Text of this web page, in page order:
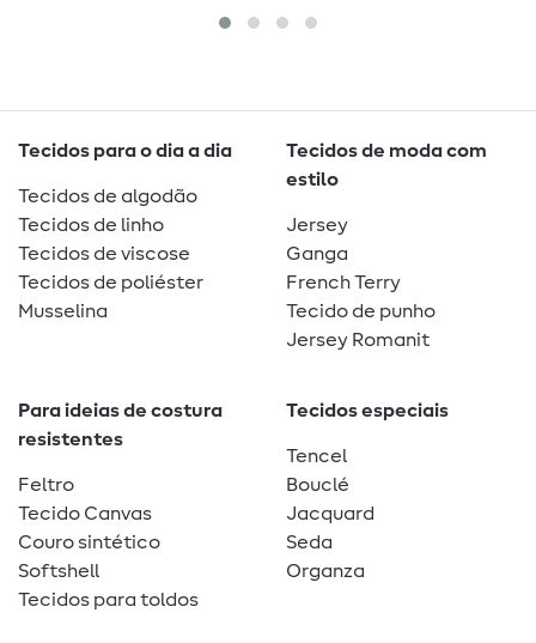
Tecidos para o dia a dia
Tecidos de algodão
Tecidos de linho
Tecidos de viscose
Tecidos de poliéster
Musselina
Tecidos de moda com
estilo
Jersey
Ganga
French Terry
Tecido de punho
Jersey Romanit
Para ideias de costura
resistentes
Feltro
Tecido Canvas
Couro sintético
Softshell
Tecidos para toldos
Tecidos especiais
Tencel
Bouclé
Jacquard
Seda
Organza